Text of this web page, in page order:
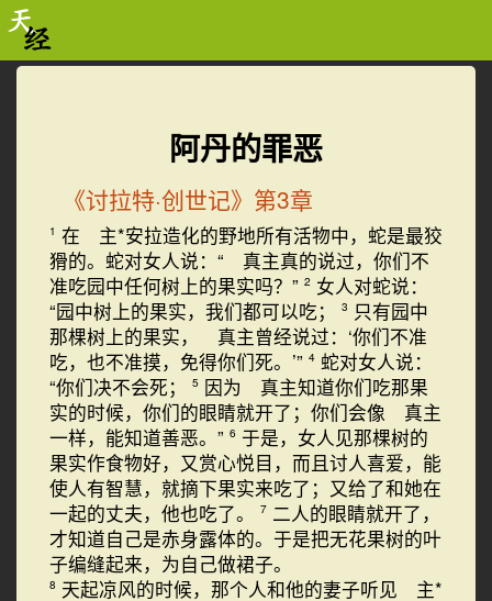
阿丹的罪恶
《讨拉特·创世记》第3章
1 在 主*安拉造化的野地所有活物中，蛇是最狡
猾的。蛇对女人说：“ 真主真的说过，你们不
准吃园中任何树上的果实吗？” 2 女人对蛇说：
“园中树上的果实，我们都可以吃；
3 只有园中
那棵树上的果实， 真主曾经说过：‘你们不准
吃，也不准摸，免得你们死。’” 4 蛇对女人说：
“你们决不会死；
5 因为 真主知道你们吃那果
实的时候，你们的眼睛就开了；你们会像 真主
一样，能知道善恶。” 6 于是，女人见那棵树的
果实作食物好，又赏心悦目，而且讨人喜爱，能
使人有智慧，就摘下果实来吃了；又给了和她在
一起的丈夫，他也吃了。
7 二人的眼睛就开了，
才知道自己是赤身露体的。于是把无花果树的叶
子编缝起来，为自己做裙子。
8 天起凉风的时候，那个人和他的妻子听见 主*